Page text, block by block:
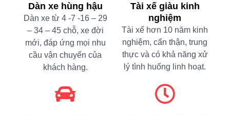
Dàn xe hùng hậu
Dàn xe từ 4 -7 -16 – 29
– 34 – 45 chỗ, xe đời
mới, đáp ứng mọi nhu
cầu vận chuyển của
khách hàng.
Tài xế giàu kinh
nghiệm
Tài xế hơn 10 năm kinh
nghiệm, cẩn thận, trung
thực và có khả năng xử
lý tình huống linh hoạt.